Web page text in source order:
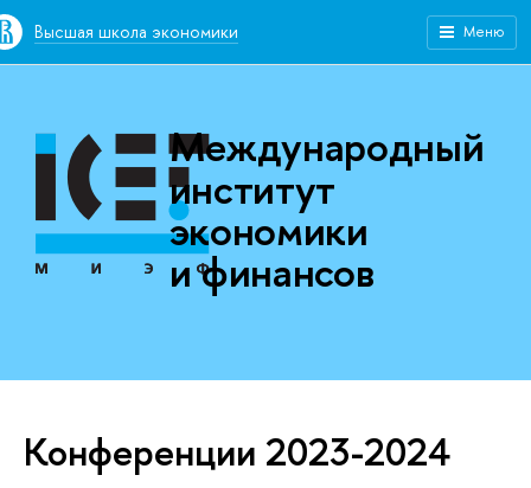
Высшая школа экономики Меню
Международный
институт
экономики
и финансов
Конференции 2023-2024